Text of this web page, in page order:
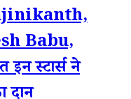
Babu,
स्टार्स ने